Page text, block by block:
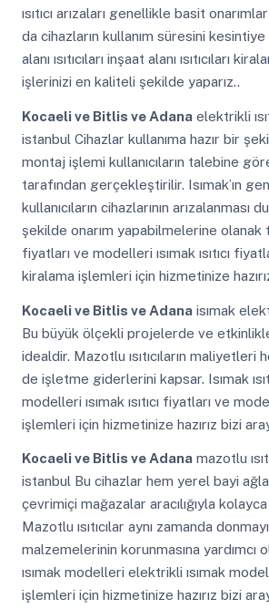
ısıtıcı arızaları genellikle basit
da cihazların kullanım süresini
alanı ısıtıcıları inşaat alanı ısıtıcıları
işlerinizi en kaliteli şekilde yaparız..
Kocaeli ve Bitlis ve Adanaelektrikli
istanbul Cihazlar kullanıma hazır bir
montaj işlemi kullanıcıların talebine
tarafından gerçekleştirilir. Isımak’ın
kullanıcıların cihazlarının arızalanması
şekilde onarım yapabilmelerine olanak
fiyatları ve modelleri ısımak ısıtıcı
kiralama işlemleri için hizmetinize
Kocaeli ve Bitlis ve Adanaisımak
Bu büyük ölçekli projelerde ve
idealdir. Mazotlu ısıtıcıların maliyetleri
de işletme giderlerini kapsar. Isımak
modelleri ısımak ısıtıcı fiyatları ve
işlemleri için hizmetinize hazırız bizi
Kocaeli ve Bitlis ve Adanamazotlu
istanbul Bu cihazlar hem yerel bayi
çevrimiçi mağazalar aracılığıyla kolayca
Mazotlu ısıtıcılar aynı zamanda
malzemelerinin korunmasına yardımcı
ısımak modelleri elektrikli ısımak
işlemleri için hizmetinize hazırız bizi